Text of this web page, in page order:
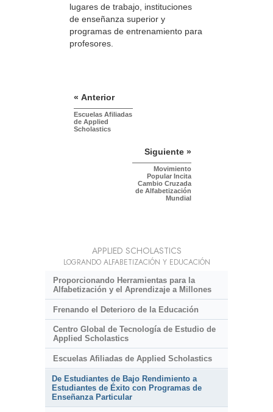
lugares de trabajo, instituciones
de enseñanza superior y
programas de entrenamiento para
profesores.
« Anterior
Escuelas Afiliadas
de Applied
Scholastics
Siguiente »
Movimiento
Popular Incita
Cambio Cruzada
de Alfabetización
Mundial
APPLIED SCHOLASTICS
LOGRANDO ALFABETIZACIÓN Y EDUCACIÓN
Proporcionando Herramientas para la
Alfabetización y el Aprendizaje a Millones
Frenando el Deterioro de la Educación
Centro Global de Tecnología de Estudio de
Applied Scholastics
Escuelas Afiliadas de Applied Scholastics
De Estudiantes de Bajo Rendimiento a
Estudiantes de Éxito con Programas de
Enseñanza Particular